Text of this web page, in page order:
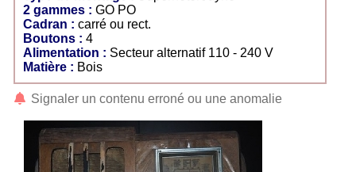
2 gammes :
GO PO
Cadran : carré ou rect.
Boutons : 4
Alimentation : Secteur alternatif 110 - 240 V
Matière : Bois
Signaler un contenu erroné ou une anomalie